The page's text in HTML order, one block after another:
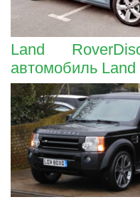
Land
автомобиль